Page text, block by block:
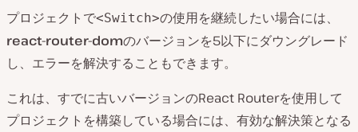
プロジェクトで<Switch>の使用を継続したい場合には、
react-router-domのバージョンを5以下にダウングレード
し、エラーを解決することもできます。
これは、すでに古いバージョンのReact Routerを使用して
プロジェクトを構築している場合には、有効な解決策となる